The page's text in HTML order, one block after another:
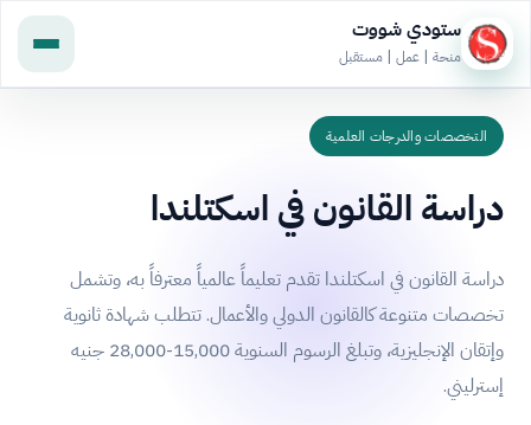
ستودي شووت
منحة | عمل | مستقبل
التخصصات والدرجات العلمية
دراسة القانون في اسكتلندا
دراسة القانون في اسكتلندا تقدم تعليماً عالمياً معترفاً به، وتشمل
تخصصات متنوعة كالقانون الدولي والأعمال. تتطلب شهادة ثانوية
وإتقان الإنجليزية، وتبلغ الرسوم السنوية 15,000-28,000 جنيه
إسترليني.